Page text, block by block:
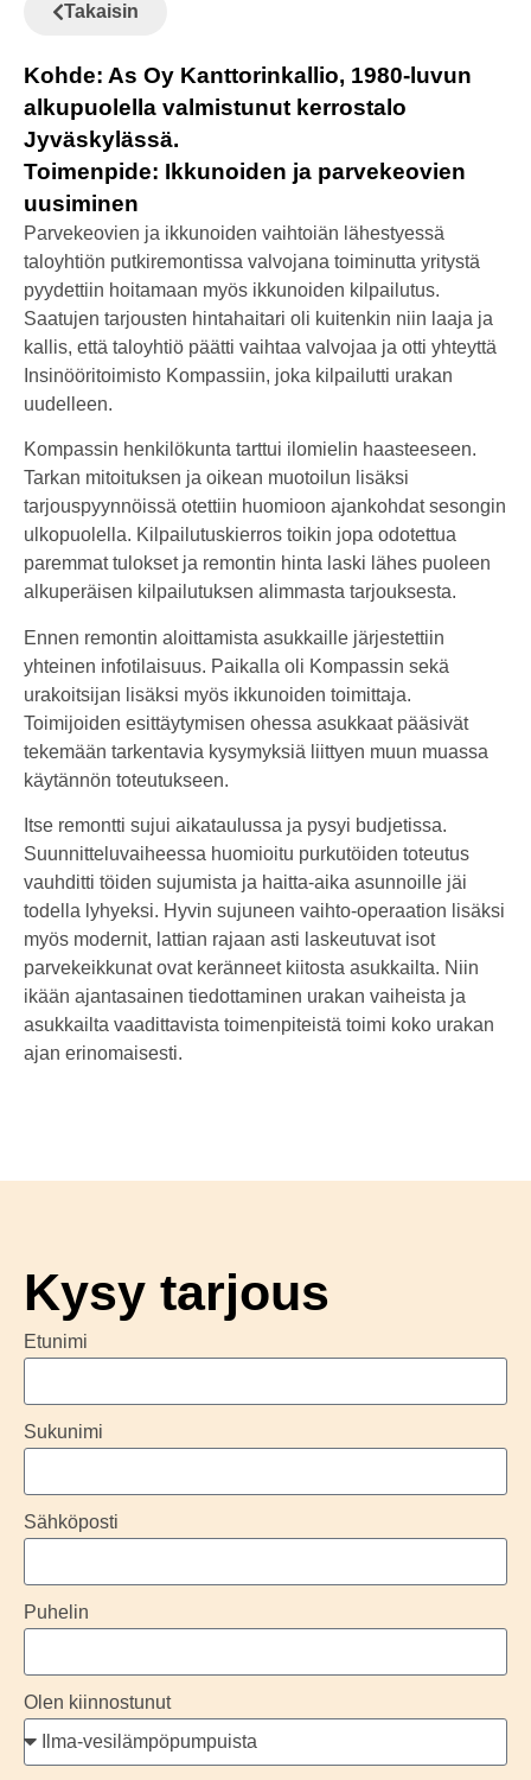
Takaisin
Kohde: As Oy Kanttorinkallio, 1980-luvun
alkupuolella valmistunut kerrostalo
Jyväskylässä.
Toimenpide: Ikkunoiden ja parvekeovien
uusiminen
Parvekeovien ja ikkunoiden vaihtoiän lähestyessä
taloyhtiön putkiremontissa valvojana toiminutta yritystä
pyydettiin hoitamaan myös ikkunoiden kilpailutus.
Saatujen tarjousten hintahaitari oli kuitenkin niin laaja ja
kallis, että taloyhtiö päätti vaihtaa valvojaa ja otti yhteyttä
Insinööritoimisto Kompassiin, joka kilpailutti urakan
uudelleen.
Kompassin henkilökunta tarttui ilomielin haasteeseen.
Tarkan mitoituksen ja oikean muotoilun lisäksi
tarjouspyynnöissä otettiin huomioon ajankohdat sesongin
ulkopuolella. Kilpailutuskierros toikin jopa odotettua
paremmat tulokset ja remontin hinta laski lähes puoleen
alkuperäisen kilpailutuksen alimmasta tarjouksesta.
Ennen remontin aloittamista asukkaille järjestettiin
yhteinen infotilaisuus. Paikalla oli Kompassin sekä
urakoitsijan lisäksi myös ikkunoiden toimittaja.
Toimijoiden esittäytymisen ohessa asukkaat pääsivät
tekemään tarkentavia kysymyksiä liittyen muun muassa
käytännön toteutukseen.
Itse remontti sujui aikataulussa ja pysyi budjetissa.
Suunnitteluvaiheessa huomioitu purkutöiden toteutus
vauhditti töiden sujumista ja haitta-aika asunnoille jäi
todella lyhyeksi. Hyvin sujuneen vaihto-operaation lisäksi
myös modernit, lattian rajaan asti laskeutuvat isot
parvekeikkunat ovat keränneet kiitosta asukkailta. Niin
ikään ajantasainen tiedottaminen urakan vaiheista ja
asukkailta vaadittavista toimenpiteistä toimi koko urakan
ajan erinomaisesti.
Kysy tarjous
Etunimi
Sukunimi
Sähköposti
Puhelin
Olen kiinnostunut